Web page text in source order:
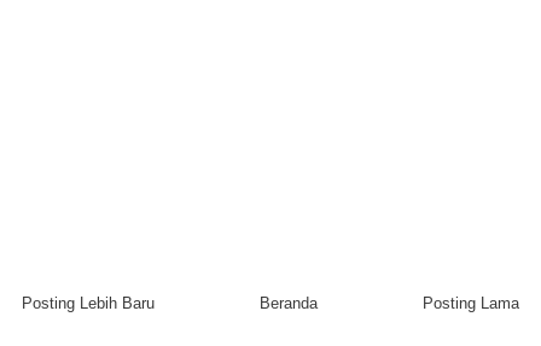
Posting Lebih Baru Posting Lama
Beranda